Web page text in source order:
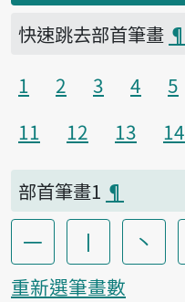
快速跳去部首筆畫 ¶
1
2 3 4 5
11
12 13 14
部首筆畫1 ¶
一 丨 丶
重新選筆畫數